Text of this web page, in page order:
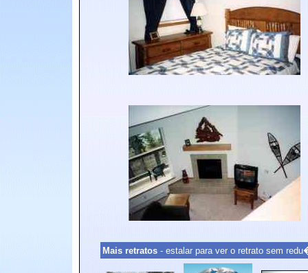
Mais retratos - estalar para ver o retrato sem